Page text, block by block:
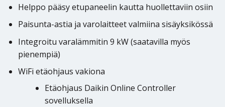
Helppo pääsy etupaneelin kautta huollettaviin osiin
Paisunta-astia ja varolaitteet valmiina sisäyksikössä
Integroitu varalämmitin 9 kW (saatavilla myös
pienempiä)
WiFi etäohjaus vakiona
Etäohjaus Daikin Online Controller
sovelluksella